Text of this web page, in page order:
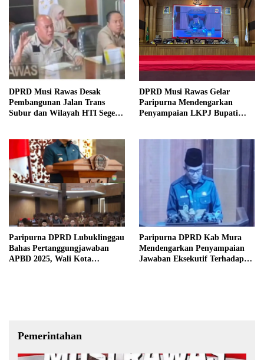
DPRD Musi Rawas Desak
Pembangunan Jalan Trans
Subur dan Wilayah HTI Segera
DPRD Musi Rawas Gelar
Paripurna Mendengarkan
Penyampaian LKPJ Bupati
Paripurna DPRD Lubuklinggau
Bahas Pertanggungjawaban
APBD 2025, Wali Kota
Paripurna DPRD Kab Mura
Mendengarkan Penyampaian
Jawaban Eksekutif Terhadap
Pemerintahan